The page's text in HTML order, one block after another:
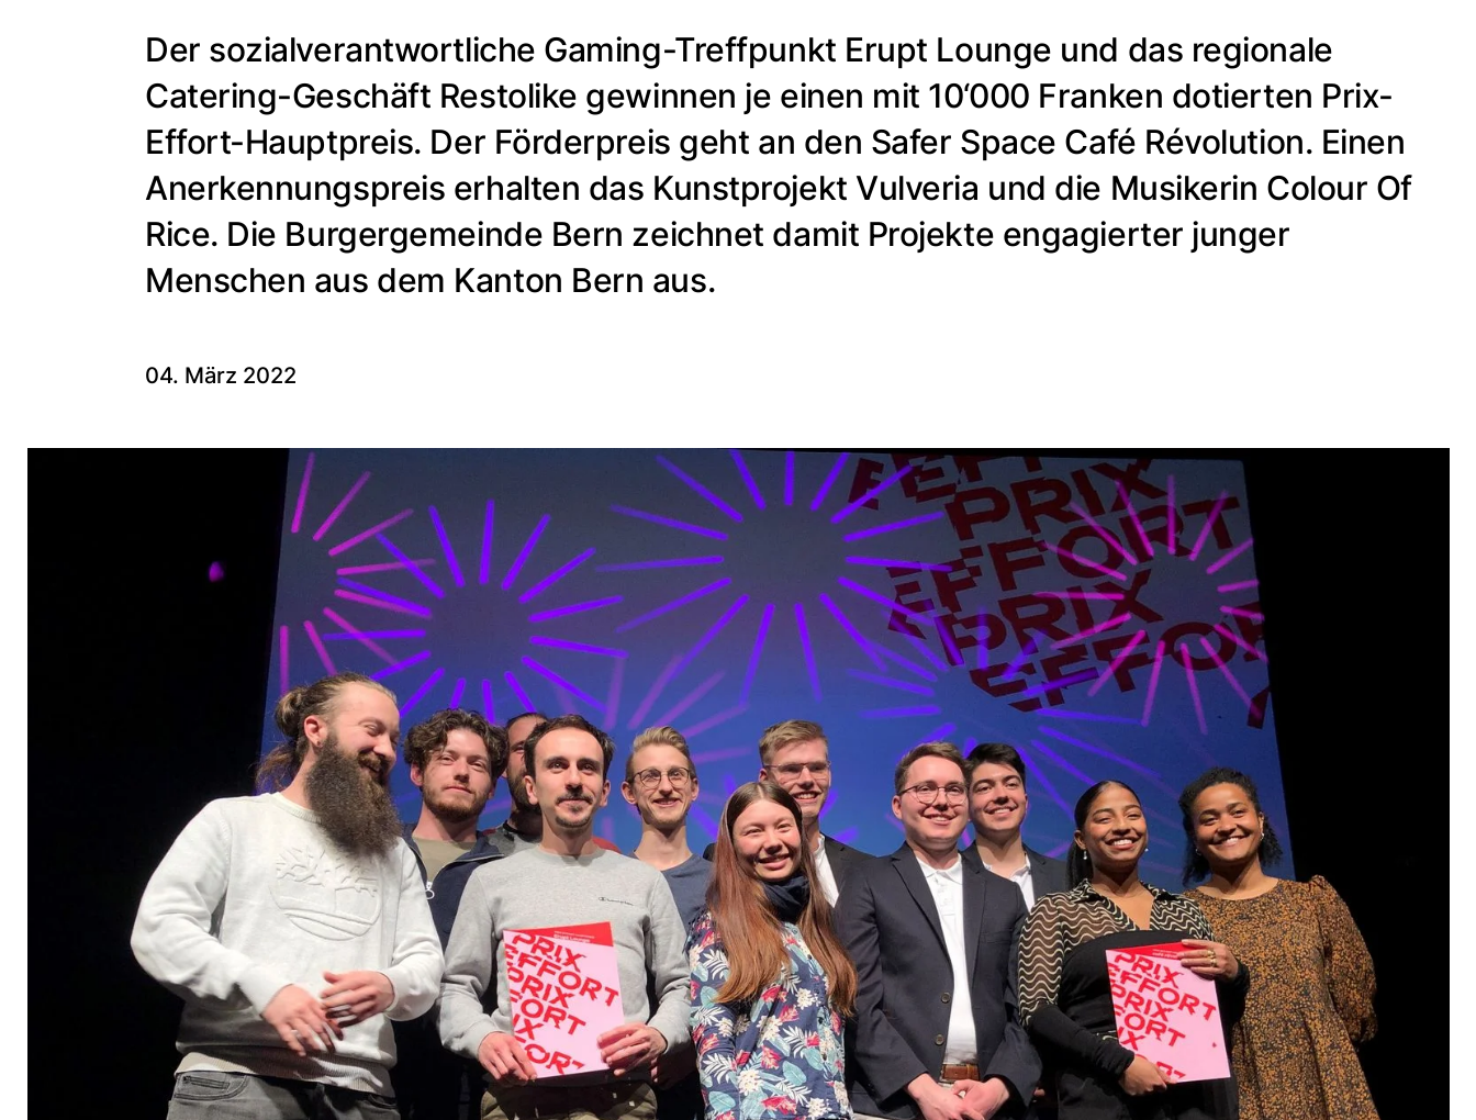
Der sozialverantwortliche Gaming-Treffpunkt Erupt Lounge und das regionale
Catering-Geschäft Restolike gewinnen je einen mit 10‘000 Franken dotierten Prix-
Effort-Hauptpreis. Der Förderpreis geht an den Safer Space Café Révolution. Einen
Anerkennungspreis erhalten das Kunstprojekt Vulveria und die Musikerin Colour Of
Rice. Die Burgergemeinde Bern zeichnet damit Projekte engagierter junger
Menschen aus dem Kanton Bern aus.
04. März 2022